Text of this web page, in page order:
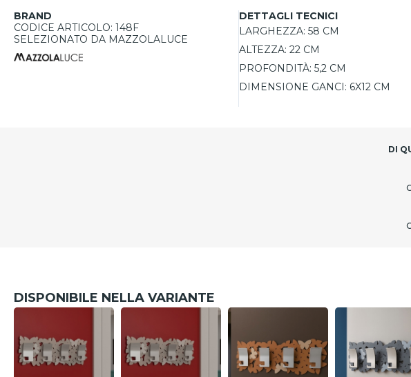
semplice grazie alla dima in cartone inclusa, che consente di effettuare i fori
realizzato in Italia, questo appendiabiti unisce qualità artigianale e
disponibile in diverse varianti cromatiche e può essere personalizzato su
BRAND
CODICE ARTICOLO: 148F
SELEZIONATO DA MAZZOLALUCE
DETTAGLI TECNICI
LARGHEZZA: 58 CM
ALTEZZA: 22 CM
PROFONDITÀ: 5,2 CM
DIMENSIONE GANCI: 6X12 CM
DI
DISPONIBILE NELLA VARIANTE